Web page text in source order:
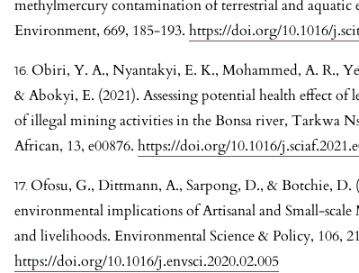
methylmercury contamination of terrestrial and aquatic
Environment, 669, 185-193.https://doi.org/10.1016/
Obiri, Y. A., Nyantakyi, E. K., Mohammed, A. R.,
& Abokyi, E. (2021). Assessing potential health effect of
of illegal mining activities in the Bonsa river, Tarkwa
African, 13, e00876.https://doi.org/10.1016/
Ofosu, G., Dittmann, A., Sarpong, D., & Botchie, D.
environmental implications of Artisanal and Small-
and livelihoods. Environmental Science & Policy, 106,
https://doi.org/10.1016/j.envsci.2020.02.005